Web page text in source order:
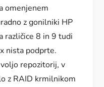
omenjenem
z gonilniki HP
različice 8 in 9 tudi
nista podprte.
repozitorij, v
z RAID krmilnikom